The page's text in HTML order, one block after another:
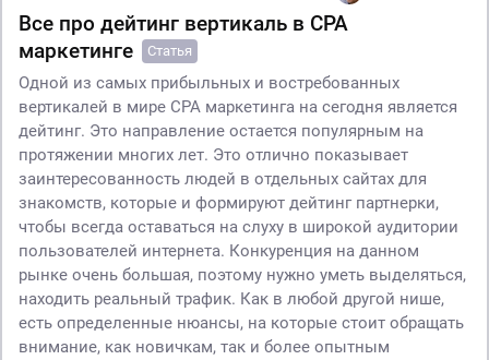
Все про дейтинг вертикаль в CPA
маркетинге
Статья
Одной из самых прибыльных и востребованных
вертикалей в мире CPA маркетинга на сегодня является
дейтинг. Это направление остается популярным на
протяжении многих лет. Это отлично показывает
заинтересованность людей в отдельных сайтах для
знакомств, которые и формируют дейтинг партнерки,
чтобы всегда оставаться на слуху в широкой аудитории
пользователей интернета. Конкуренция на данном
рынке очень большая, поэтому нужно уметь выделяться,
находить реальный трафик. Как в любой другой нише,
есть определенные нюансы, на которые стоит обращать
внимание, как новичкам, так и более опытным